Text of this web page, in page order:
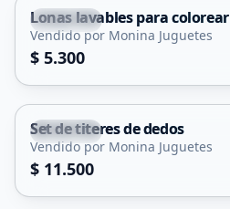
Capital
Lonas lavables para colorear
Vendido por Monina Juguetes
$ 5.300
Capital
Set de titeres de dedos
Vendido por Monina Juguetes
$ 11.500